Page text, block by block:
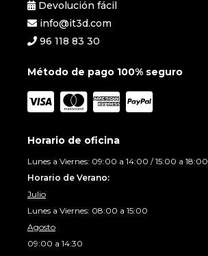
Devolución fácil
info@it3d.com
96 118 83 30
Método de pago 100% seguro
Horario de oficina
Lunes a Viernes: 09:00 a 14:00 / 15:00 a 18:00
Horario de Verano:
Julio
Lunes a Viernes: 08:00 a 15:00
Agosto
09:00 a 14:30